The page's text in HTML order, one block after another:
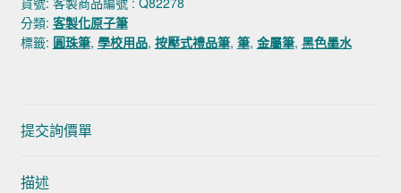
分類: 客製化原子筆
標籤: 圓珠筆, 學校用品, 按壓式禮品筆, 筆, 金屬筆, 黑色墨水
提交詢價單
描述